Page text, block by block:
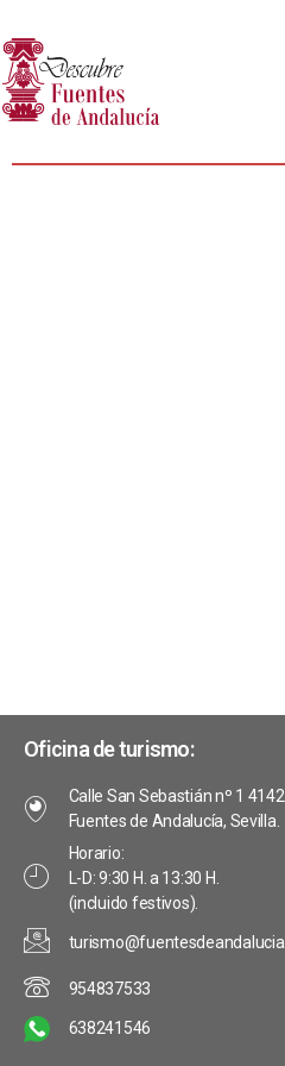
Oficina de turismo:
Calle San Sebastián nº 1
Fuentes de Andalucía, Sevilla.
Horario:
L-D: 9:30 H. a 13:30 H.
(incluido festivos).
954837533
638241546